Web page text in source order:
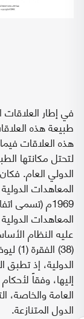
في إطار العلاقات
طبيعة هذه
هذه العلاقات
لتحتل مكانتها
الدولي العام.
المعاهدات
1969م (تسمى
المعاهدات
عليه النظام
(38)
الدولية، إذ
إليها، وفقاً
العامة
الدول المتنازعة.